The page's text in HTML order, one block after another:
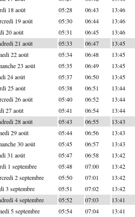
18 août 05:28 06:43 13:46
19 août 05:30 06:44 13:46
20 août 05:31 06:45 13:46
21 août 05:33 06:47 13:45
22 août 05:34 06:48 13:45
23 août 05:35 06:49 13:45
24 août 05:37 06:50 13:45
25 août 05:38 06:51 13:44
26 août 05:40 06:52 13:44
27 août 05:41 06:54 13:44
28 août 05:43 06:55 13:43
29 août 05:44 06:56 13:43
30 août 05:45 06:57 13:43
31 août 05:47 06:58 13:42
1 septembre 05:48 07:00 13:42
2 septembre 05:50 07:01 13:42
3 septembre 05:51 07:02 13:42
4 septembre 05:52 07:03 13:41
5 septembre 05:54 07:04 13:41